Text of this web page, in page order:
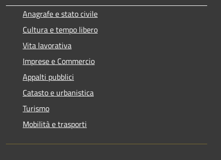
Anagrafe e stato civile
Cultura e tempo libero
Vita lavorativa
Imprese e Commercio
Appalti pubblici
Catasto e urbanistica
Turismo
Mobilità e trasporti